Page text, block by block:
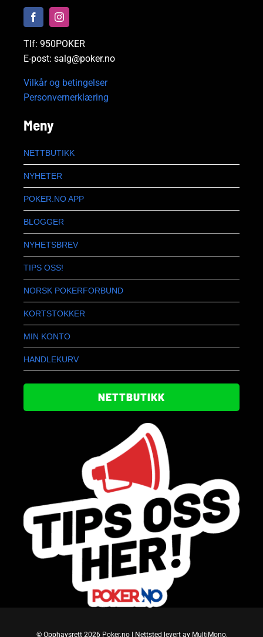
Tlf: 950POKER
E-post: salg@poker.no
Vilkår og betingelser
Personvernerklæring
Meny
NETTBUTIKK
NYHETER
POKER.NO APP
BLOGGER
NYHETSBREV
TIPS OSS!
NORSK POKERFORBUND
KORTSTOKKER
MIN KONTO
HANDLEKURV
NETTBUTIKK
© Opphavsrett 2026 Poker.no | Nettsted levert av MultiMono,